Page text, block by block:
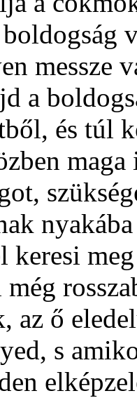
messze
a
és túl
keresi
még
az ő
s